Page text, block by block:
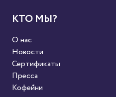
КТО МЫ?
О нас
Новости
Сертификаты
Пресса
Кофейни